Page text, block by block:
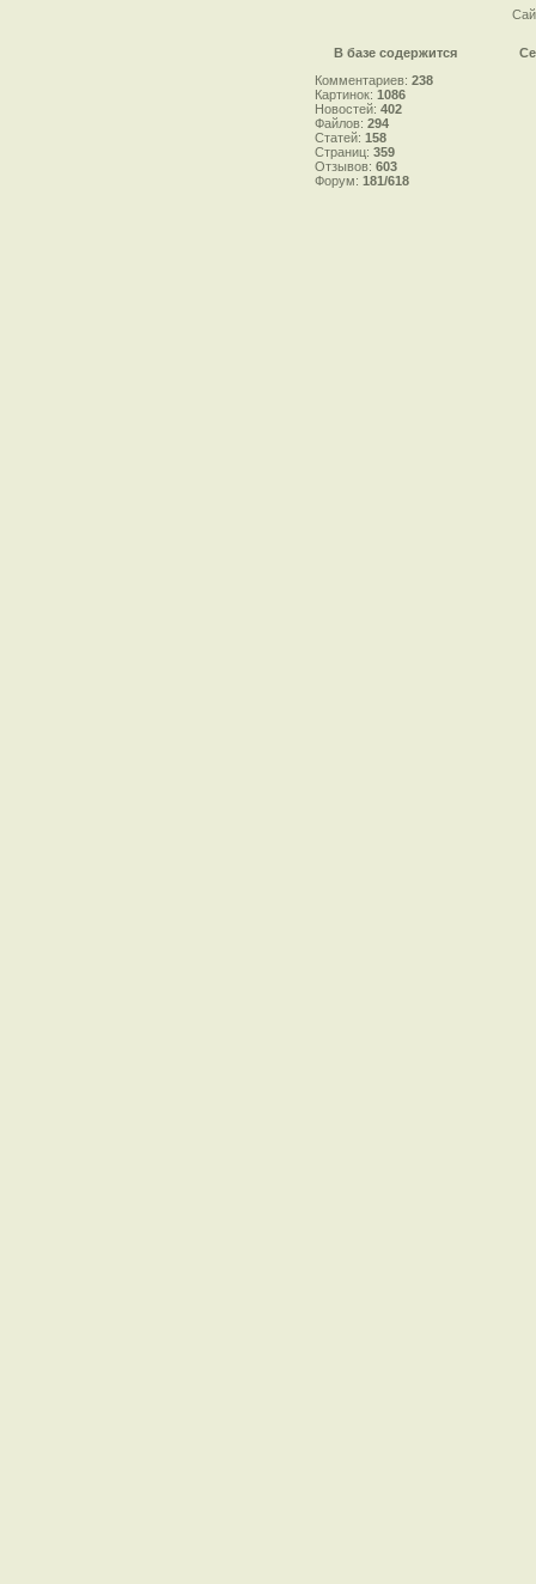
В базе содержится
Комментариев: 238
Картинок: 1086
Новостей: 402
Файлов: 294
Статей: 158
Страниц: 359
Отзывов: 603
Форум: 181/618